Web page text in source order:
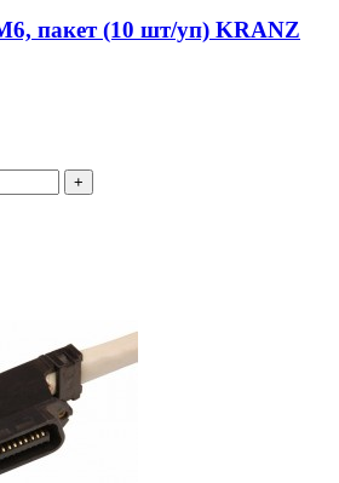
пакет (10 шт/уп) KRANZ